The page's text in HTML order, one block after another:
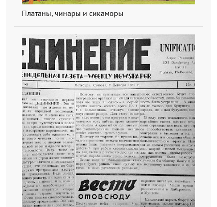
Платаны, чинары и сикаморы